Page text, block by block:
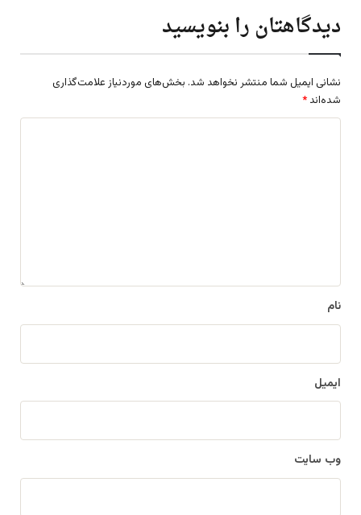
دیدگاهتان را بنویسید
نشانی ایمیل شما منتشر نخواهد شد. بخش‌های موردنیاز علامت‌گذاری
شده‌اند *
نام
ایمیل
وب‌ سایت